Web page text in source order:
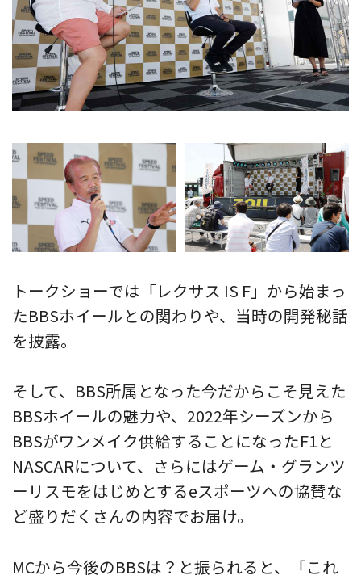
トークショーでは「レクサス IS F」から始まっ
たBBSホイールとの関わりや、当時の開発秘話
を披露。
そして、BBS所属となった今だからこそ見えた
BBSホイールの魅力や、2022年シーズンから
BBSがワンメイク供給することになったF1と
NASCARについて、さらにはゲーム・グランツ
ーリスモをはじめとするeスポーツへの協賛な
ど盛りだくさんの内容でお届け。
MCから今後のBBSは？と振られると、「これ